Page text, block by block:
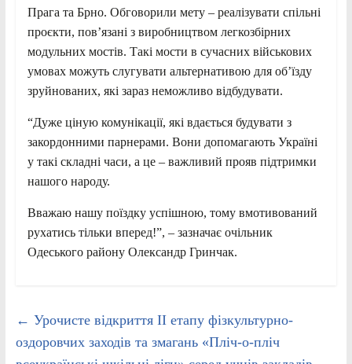
Прага та Брно. Обговорили мету – реалізувати спільні
проєкти, пов’язані з виробництвом легкозбірних
модульних мостів. Такі мости в сучасних військових
умовах можуть слугувати альтернативою для об’їзду
зруйнованих, які зараз неможливо відбудувати.
“Дуже ціную комунікації, які вдається будувати з
закордонними парнерами. Вони допомагають Україні
у такі складні часи, а це – важливий прояв підтримки
нашого народу.
Вважаю нашу поїздку успішною, тому вмотивований
рухатись тільки вперед!”, – зазначає очільник
Одеського району Олександр Гринчак.
← Урочисте відкриття ІІ етапу фізкультурно-
оздоровчих заходів та змагань «Пліч-о-пліч